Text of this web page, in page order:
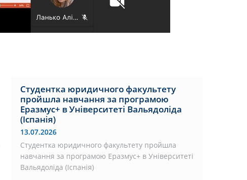
Студентка юридичного факультету
пройшла навчання за програмою
Еразмус+ в Університеті Вальядоліда
(Іспанія)
13.07.2026
Студентка юридичного факультету пройшла
навчання за програмою Еразмус+ в Університеті
Вальядоліда (Іспанія)